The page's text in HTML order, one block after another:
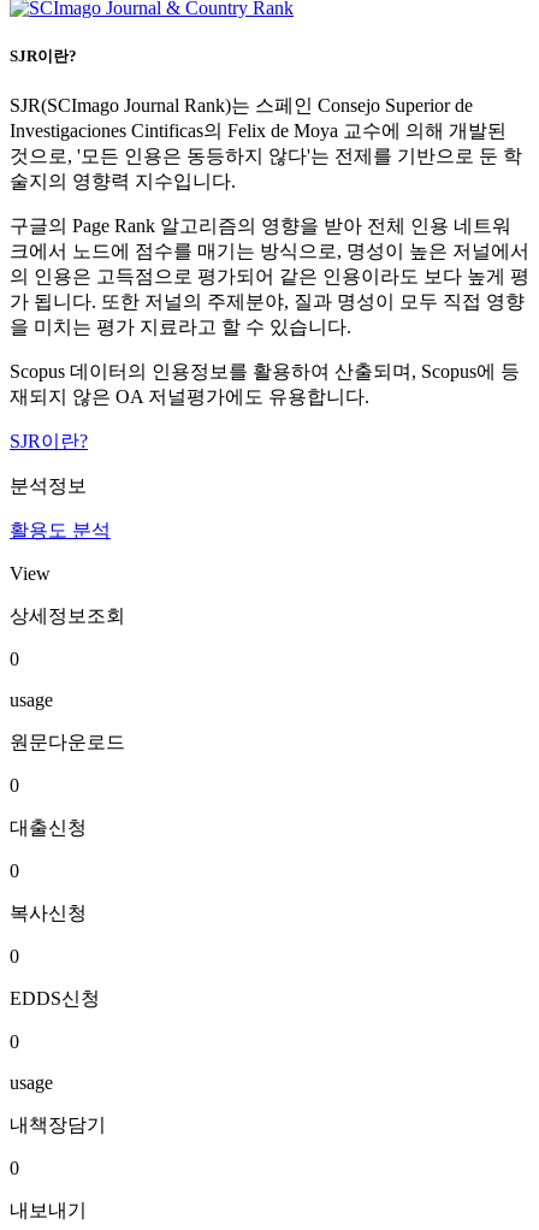
SJR이란?
SJR(SCImago Journal Rank)는 스페인 Consejo Superior de
Investigaciones Cintificas의 Felix de Moya 교수에 의해 개발된
것으로, '모든 인용은 동등하지 않다'는 전제를 기반으로 둔 학
술지의 영향력 지수입니다.
구글의 Page Rank 알고리즘의 영향을 받아 전체 인용 네트워
크에서 노드에 점수를 매기는 방식으로, 명성이 높은 저널에서
의 인용은 고득점으로 평가되어 같은 인용이라도 보다 높게 평
가 됩니다. 또한 저널의 주제분야, 질과 명성이 모두 직접 영향
을 미치는 평가 지료라고 할 수 있습니다.
Scopus 데이터의 인용정보를 활용하여 산출되며, Scopus에 등
재되지 않은 OA 저널평가에도 유용합니다.
SJR이란?
분석정보
활용도 분석
View
상세정보조회
0
usage
원문다운로드
0
대출신청
0
복사신청
0
EDDS신청
0
usage
내책장담기
0
내보내기